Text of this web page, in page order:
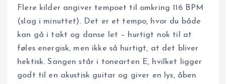
Flere kilder angiver tempoet til omkring 116 BPM
(slag i minuttet). Det er et tempo, hvor du både
kan gå i takt og danse let – hurtigt nok til at
føles energisk, men ikke så hurtigt, at det bliver
hektisk. Sangen står i tonearten E, hvilket ligger
godt til en akustisk guitar og giver en lys, åben